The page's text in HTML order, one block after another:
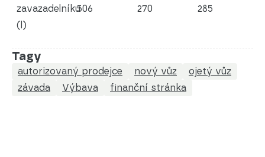
zavazadelníku
(l)
506 270 285
Tagy
autorizovaný prodejce nový vůz
ojetý vůz
závada
Výbava finanční stránka